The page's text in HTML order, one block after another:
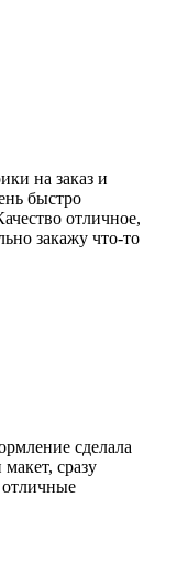
на заказ и
быстро
отличное,
закажу что-то
сделала
сразу